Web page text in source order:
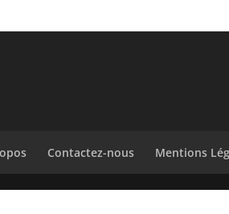
Contactez-nous Mentions